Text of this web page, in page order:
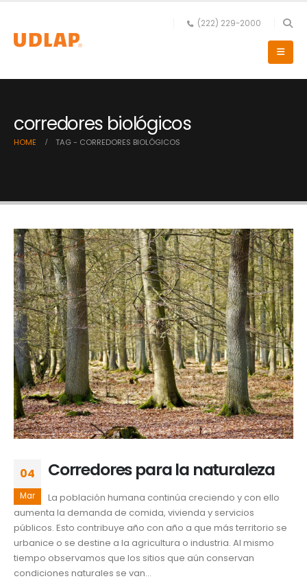
(222) 229-2000
corredores biológicos
HOME TAG - CORREDORES BIOLÓGICOS
04
Mar
Corredores para la naturaleza
La población humana continúa creciendo y con ello
aumenta la demanda de comida, vivienda y servicios
públicos. Esto contribuye año con año a que más territorio se
urbanice o se destine a la agricultura o industria. Al mismo
tiempo observamos que los sitios que aún conservan
condiciones naturales se van...